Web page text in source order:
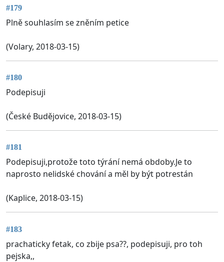
#179
Plně souhlasím se zněním petice
(Volary, 2018-03-15)
#180
Podepisuji
(České Budějovice, 2018-03-15)
#181
Podepisuji,protože toto týrání nemá obdoby.Je to
naprosto nelidské chování a měl by být potrestán
(Kaplice, 2018-03-15)
#183
prachaticky fetak, co zbije psa??, podepisuji, pro toh
pejska,,